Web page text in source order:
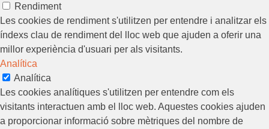
Rendiment
Les cookies de rendiment s'utilitzen per entendre i analitzar els
índexs clau de rendiment del lloc web que ajuden a oferir una
millor experiència d'usuari per als visitants.
Analítica
Analítica
Les cookies analítiques s'utilitzen per entendre com els
visitants interactuen amb el lloc web. Aquestes cookies ajuden
a proporcionar informació sobre mètriques del nombre de